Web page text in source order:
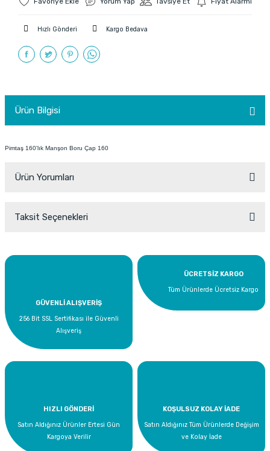
Hızlı Gönderi Kargo Bedava
Ürün Bilgisi
Pimtaş 160'lık Manşon Boru Çap 160
Ürün Yorumları
Yorum Yaz
Taksit Seçenekleri
GÜVENLİ ALIŞVERİŞ
256 Bit SSL Sertifikası ile Güvenli
Alışveriş
ÜCRETSİZ KARGO
Tüm Ürünlerde Ücretsiz Kargo
HIZLI GÖNDERİ
Satın Aldığınız Ürünler Ertesi Gün
Kargoya Verilir
KOŞULSUZ KOLAY İADE
Satın Aldığınız Tüm Ürünlerde Değişim
ve Kolay İade